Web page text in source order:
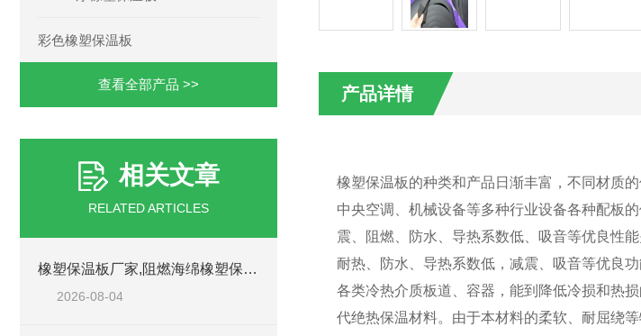
彩色橡塑保温板
查看全部产品 >>
相关文章
RELATED ARTICLES
橡塑保温板厂家,阻燃海绵橡塑保温板厂家出售
2026-08-04
产品详情
橡塑保温板的种类和产品日渐丰富，不同材质
中央空调、机械设备等多种行业设备各种配板
震、阻燃、防水、导热系数低、吸音等优良性
耐热、防水、导热系数低，减震、吸音等优良
各类冷热介质板道、容器，能到降低冷损和热
代绝热保温材料。由于本材料的柔软、耐屈绕